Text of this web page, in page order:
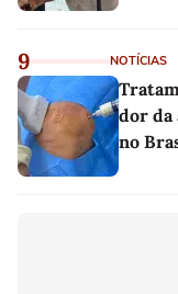
9 NOTÍCIAS
dor da
no